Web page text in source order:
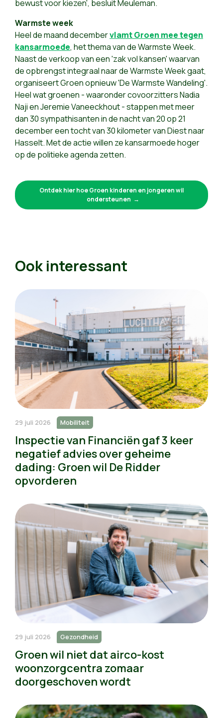
bewust voor kiezen', besluit Meuleman.
Warmste week
Heel de maand decembervlamt Groen mee tegen
kansarmoede, het thema van de Warmste Week.
Naast de verkoop van een 'zak vol kansen' waarvan
de opbrengst integraal naar de Warmste Week gaat,
organiseert Groen opnieuw 'De Warmste Wandeling'.
Heel wat groenen - waaronder covoorzitters Nadia
Naji en Jeremie Vaneeckhout - stappen met meer
dan 30 sympathisanten in de nacht van 20 op 21
december een tocht van 30 kilometer van Diest naar
Hasselt. Met de actie willen ze kansarmoede hoger
op de politieke agenda zetten.
Ontdek hier hoe Groen kinderen en jongeren wil
ondersteunen
Ook interessant
29 juli 2026 Mobiliteit
Inspectie van Financiën gaf 3 keer
negatief advies over geheime
dading: Groen wil De Ridder
opvorderen
29 juli 2026 Gezondheid
Groen wil niet dat airco-kost
woonzorgcentra zomaar
doorgeschoven wordt